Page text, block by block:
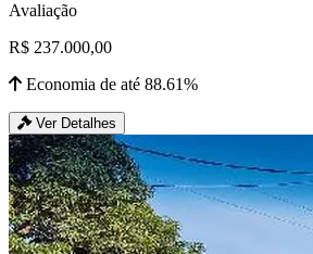
Avaliação
R$ 237.000,00
Economia de até 88.61%
Ver Detalhes